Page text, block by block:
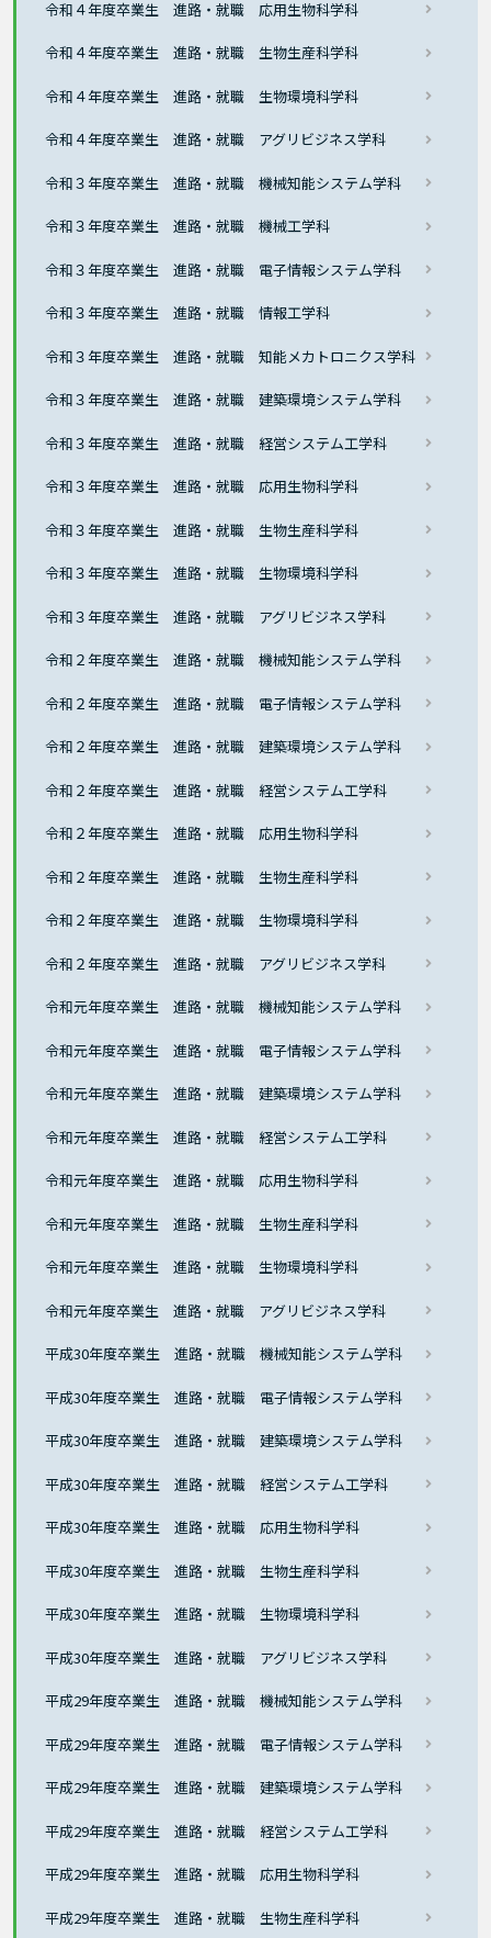
令和４年度卒業生 進路・就職 応用生物科学科
令和４年度卒業生 進路・就職 生物生産科学科
令和４年度卒業生 進路・就職 生物環境科学科
令和４年度卒業生 進路・就職 アグリビジネス学科
令和３年度卒業生 進路・就職 機械知能システム学科
令和３年度卒業生 進路・就職 機械工学科
令和３年度卒業生 進路・就職 電子情報システム学科
令和３年度卒業生 進路・就職 情報工学科
令和３年度卒業生 進路・就職 知能メカトロニクス学科
令和３年度卒業生 進路・就職 建築環境システム学科
令和３年度卒業生 進路・就職 経営システム工学科
令和３年度卒業生 進路・就職 応用生物科学科
令和３年度卒業生 進路・就職 生物生産科学科
令和３年度卒業生 進路・就職 生物環境科学科
令和３年度卒業生 進路・就職 アグリビジネス学科
令和２年度卒業生 進路・就職 機械知能システム学科
令和２年度卒業生 進路・就職 電子情報システム学科
令和２年度卒業生 進路・就職 建築環境システム学科
令和２年度卒業生 進路・就職 経営システム工学科
令和２年度卒業生 進路・就職 応用生物科学科
令和２年度卒業生 進路・就職 生物生産科学科
令和２年度卒業生 進路・就職 生物環境科学科
令和２年度卒業生 進路・就職 アグリビジネス学科
令和元年度卒業生 進路・就職 機械知能システム学科
令和元年度卒業生 進路・就職 電子情報システム学科
令和元年度卒業生 進路・就職 建築環境システム学科
令和元年度卒業生 進路・就職 経営システム工学科
令和元年度卒業生 進路・就職 応用生物科学科
令和元年度卒業生 進路・就職 生物生産科学科
令和元年度卒業生 進路・就職 生物環境科学科
令和元年度卒業生 進路・就職 アグリビジネス学科
平成30年度卒業生 進路・就職 機械知能システム学科
平成30年度卒業生 進路・就職 電子情報システム学科
平成30年度卒業生 進路・就職 建築環境システム学科
平成30年度卒業生 進路・就職 経営システム工学科
平成30年度卒業生 進路・就職 応用生物科学科
平成30年度卒業生 進路・就職 生物生産科学科
平成30年度卒業生 進路・就職 生物環境科学科
平成30年度卒業生 進路・就職 アグリビジネス学科
平成29年度卒業生 進路・就職 機械知能システム学科
平成29年度卒業生 進路・就職 電子情報システム学科
平成29年度卒業生 進路・就職 建築環境システム学科
平成29年度卒業生 進路・就職 経営システム工学科
平成29年度卒業生 進路・就職 応用生物科学科
平成29年度卒業生 進路・就職 生物生産科学科